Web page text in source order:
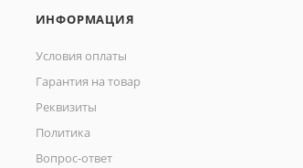
ИНФОРМАЦИЯ
Условия оплаты
Гарантия на товар
Реквизиты
Политика
Вопрос-ответ